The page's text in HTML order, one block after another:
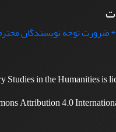
ضرورت توجه نویسندگان
Studies in the Humanities is
Attribution 4.0